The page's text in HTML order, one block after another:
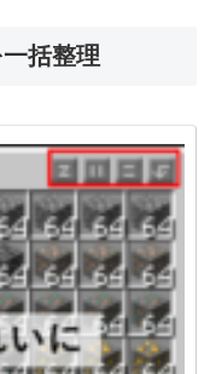
括整理